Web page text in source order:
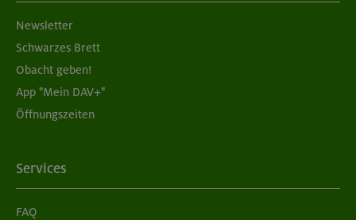
Newsletter
Schwarzes Brett
Obacht geben!
App "Mein DAV+"
Öffnungszeiten
Services
FAQ